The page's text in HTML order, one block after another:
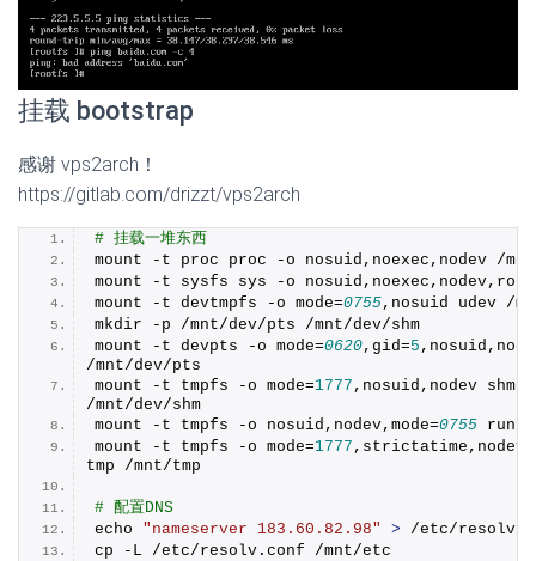
挂载 bootstrap
感谢 vps2arch！
https://gitlab.com/drizzt/vps2arch
# 挂载一堆东西
mount -t proc proc -o nosuid,noexec,nodev /
mount -t sysfs sys -o nosuid,noexec,nodev,ro /
mount -t devtmpfs -o mode=0755,nosuid udev /
mkdir -p /mnt/dev/pts /mnt/dev/shm
mount -t devpts -o mode=0620,gid=5
/mnt/dev/pts
mount -t tmpfs -o mode=1777 ,nosuid,nodev shm
/mnt/dev/shm
mount -t tmpfs -o nosuid,nodev,mode=0755 run /
mount -t tmpfs -o mode=1777
tmp /mnt/tmp
# 配置DNS
echo "nameserver 183.60.82.98" > /etc/resolv.
cp -L /etc/resolv. conf /mnt/etc